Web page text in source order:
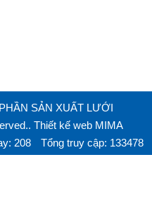
SẢN XUẤT LƯỚI
Thiết kế web MIMA
208 Tổng truy cập: 133478